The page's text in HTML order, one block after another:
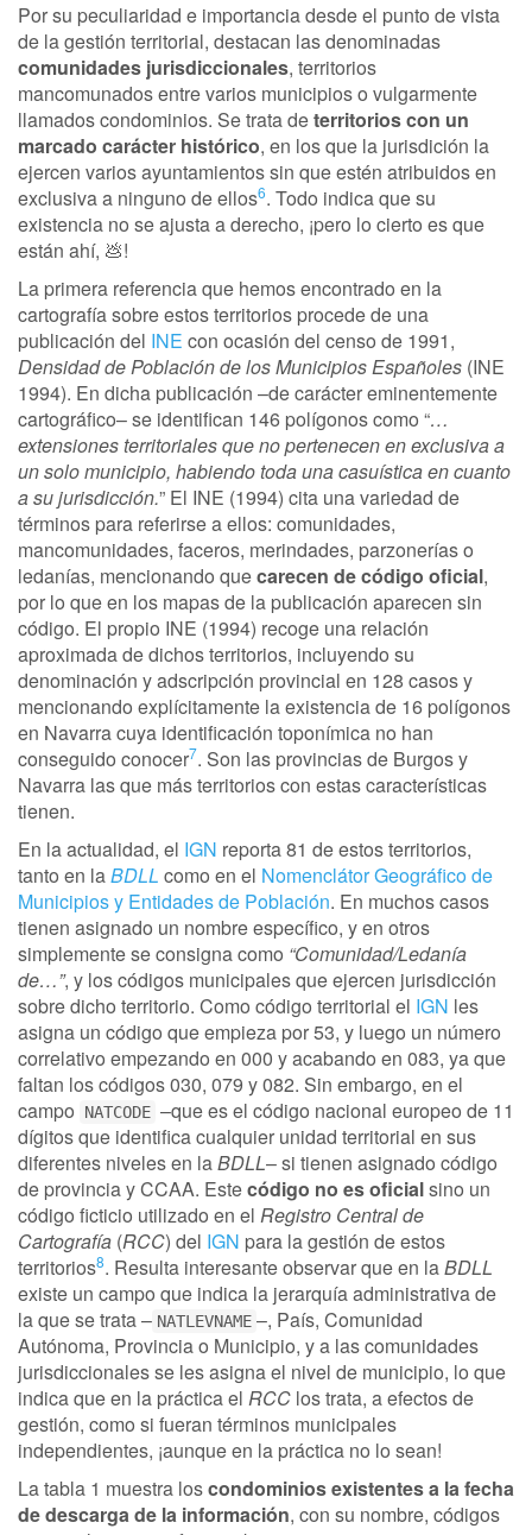
Por su peculiaridad e importancia desde el punto de vista
de la gestión territorial, destacan las denominadas
comunidades jurisdiccionales, territorios
mancomunados entre varios municipios o vulgarmente
llamados condominios. Se trata deterritorios con un
marcado carácter histórico, en los que la jurisdición la
ejercen varios ayuntamientos sin que estén atribuidos en
exclusiva a ninguno de ellos6. Todo indica que su
existencia no se ajusta a derecho, ¡pero lo cierto es que
están ahí, 💩!
La primera referencia que hemos encontrado en la
cartografía sobre estos territorios procede de una
publicación del INE con ocasión del censo de 1991,
Densidad de Población de los Municipios Españoles (INE
1994). En dicha publicación –de carácter eminentemente
cartográfico– se identifican 146 polígonos como “…
extensiones territoriales que no pertenecen en exclusiva a
un solo municipio, habiendo toda una casuística en cuanto
a su jurisdicción.” El INE (1994) cita una variedad de
términos para referirse a ellos: comunidades,
mancomunidades, faceros, merindades, parzonerías o
ledanías, mencionando quecarecen de código oficial,
por lo que en los mapas de la publicación aparecen sin
código. El propio INE (1994) recoge una relación
aproximada de dichos territorios, incluyendo su
denominación y adscripción provincial en 128 casos y
mencionando explícitamente la existencia de 16 polígonos
en Navarra cuya identificación toponímica no han
conseguido conocer7. Son las provincias de Burgos y
Navarra las que más territorios con estas características
tienen.
En la actualidad, el IGN reporta 81 de estos territorios,
tanto en laBDLL como en el Nomenclátor Geográfico de
Municipios y Entidades de Población. En muchos casos
tienen asignado un nombre específico, y en otros
simplemente se consigna como “Comunidad/Ledanía
de…”, y los códigos municipales que ejercen jurisdicción
sobre dicho territorio. Como código territorial el IGN les
asigna un código que empieza por 53, y luego un número
correlativo empezando en 000 y acabando en 083, ya que
faltan los códigos 030, 079 y 082. Sin embargo, en el
campo
NATCODE –que es el código nacional europeo de 11
dígitos que identifica cualquier unidad territorial en sus
diferentes niveles en laBDLL– si tienen asignado código
de provincia y CCAA. Estecódigo no es oficialsino un
código ficticio utilizado en el Registro Central de
Cartografía (RCC) del IGN para la gestión de estos
territorios8. Resulta interesante observar que en laBDLL
existe un campo que indica la jerarquía administrativa de
la que se trata – NATLEVNAME –, País, Comunidad
Autónoma, Provincia o Municipio, y a las comunidades
jurisdiccionales se les asigna el nivel de municipio, lo que
indica que en la práctica el RCC los trata, a efectos de
gestión, como si fueran términos municipales
independientes, ¡aunque en la práctica no lo sean!
La tabla 1 muestra loscondominios existentes a la fecha
de descarga de la información, con su nombre, códigos